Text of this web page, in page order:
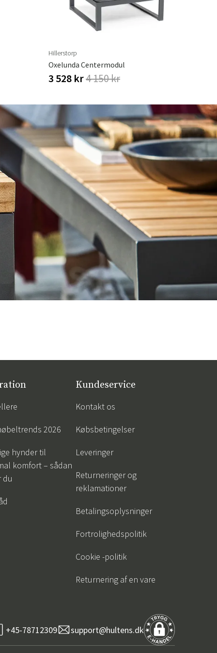
Hillerstorp
Oxelunda Centermodul
3 528 kr4 150 kr
2026
hynder til
komfort – sådan
du
Kundeservice
Kontakt os
Købsbetingelser
Leveringer
Returneringer og
reklamationer
Betalingsoplysninger
Fortrolighedspolitik
Cookie -politik
Returnering af en vare
+45-78712309 support@hultens.dk